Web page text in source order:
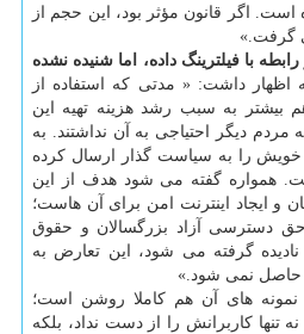
است. اگر قانون مؤثر بود، این حجم از
گرفت.»
با فیلترینگ داده، اما شنیده نشده
اظهار داشت: « مدتی که استفاده از
بیشتر به سبب رشد هزینه تهیه این
مردم دیگر احتیاجی به آن نداشتند. به
خویش را به سیاست گذار ارسال کرده
همواره گفته می شود هدف از این
و ایجاد اینترنت امن برای آن هاست؛
دسترسی آزاد بزرگسالان و حقوق
گرفته می شود، این تعارض به
حاصل نمی شود.»
های آن هم کاملا روشن است؛
نه تنها کاربرانش را از دست نداد، بلکه